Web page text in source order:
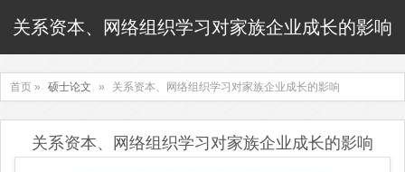
关系资本、网络组织学习对家族企业成长的影响
首页 » 硕士论文 » 关系资本、网络组织学习对家族企业成长的影响
关系资本、网络组织学习对家族企业成长的影响